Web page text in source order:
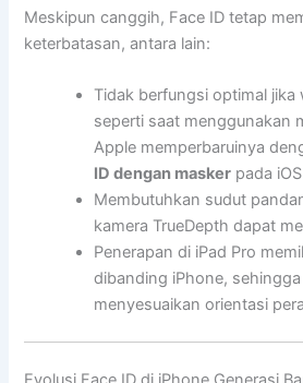
Meskipun canggih, Face ID tetap
keterbatasan, antara lain:
Tidak berfungsi optimal jika
seperti saat menggunakan
Apple memperbaruinya
ID dengan masker pada
Membutuhkan sudut
kamera TrueDepth dapat
Penerapan di iPad Pro
dibanding iPhone,
menyesuaikan orientasi